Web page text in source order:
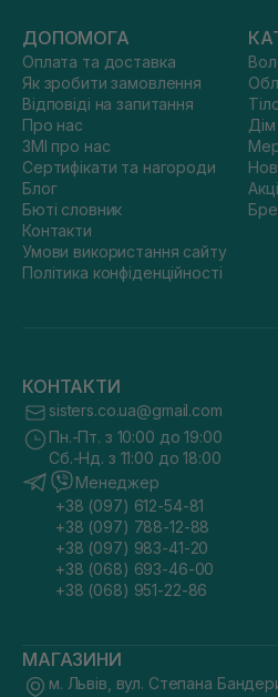
ДОПОМОГА
Оплата та доставка
Як зробити замовлення
Відповіді на запитання
Про нас
ЗМІ про нас
Сертифікати та нагороди
Блог
Бюті словник
Контакти
Умови використання сайту
Політика конфіденційності
Дім
КОНТАКТИ
sisters.co.ua@gmail.com
Пн.-Пт. з 10:00 до 19:00
Сб.-Нд. з 11:00 до 18:00
Менеджер
+38 (097) 612-54-81
+38 (097) 788-12-88
+38 (097) 983-41-20
+38 (068) 693-46-00
+38 (068) 951-22-86
МАГАЗИНИ
м. Львів, вул. Степана